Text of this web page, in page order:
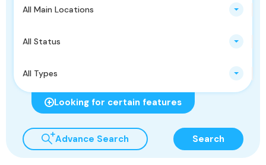
All Main Locations
All Status
All Types
Looking for certain features
Advance Search Search